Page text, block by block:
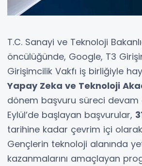
T.C. Sanayi ve Teknoloji
öncülüğünde, Google, T3
Girişimcilik Vakfı iş birliğiyle
Yapay Zeka ve Teknoloji
dönem başvuru süreci devam
Eylül’de başlayan başvurular,
tarihine kadar çevrim içi olarak
Gençlerin teknoloji alanında
kazanmalarını amaçlayan